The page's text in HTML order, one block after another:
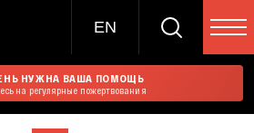
EN
НУЖНА ВАША ПОМОЩЬ
на регулярные пожертвования